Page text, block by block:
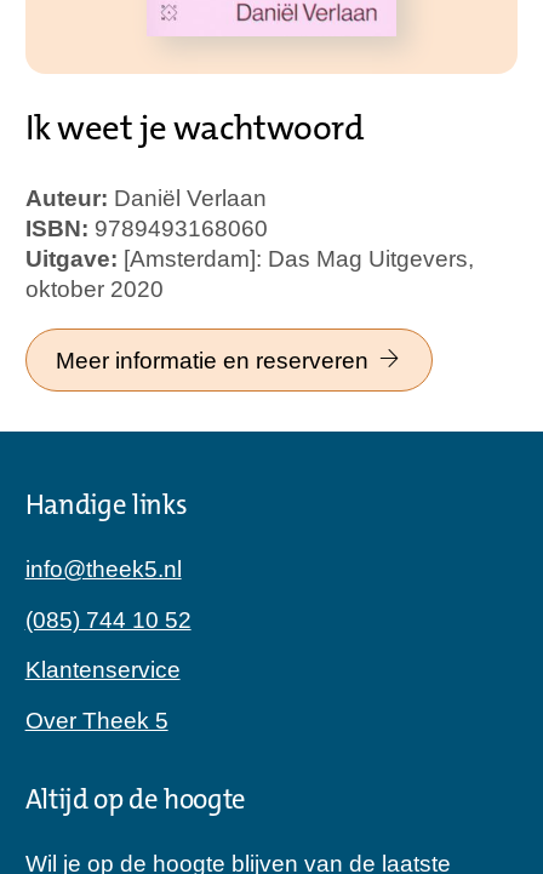
Ik weet je wachtwoord
Auteur: Daniël Verlaan
ISBN: 9789493168060
Uitgave: [Amsterdam]: Das Mag Uitgevers,
oktober 2020
Meer informatie en reserveren
Handige links
info@theek5.nl
(085) 744 10 52
Klantenservice
Over Theek 5
Altijd op de hoogte
Wil je op de hoogte blijven van de laatste